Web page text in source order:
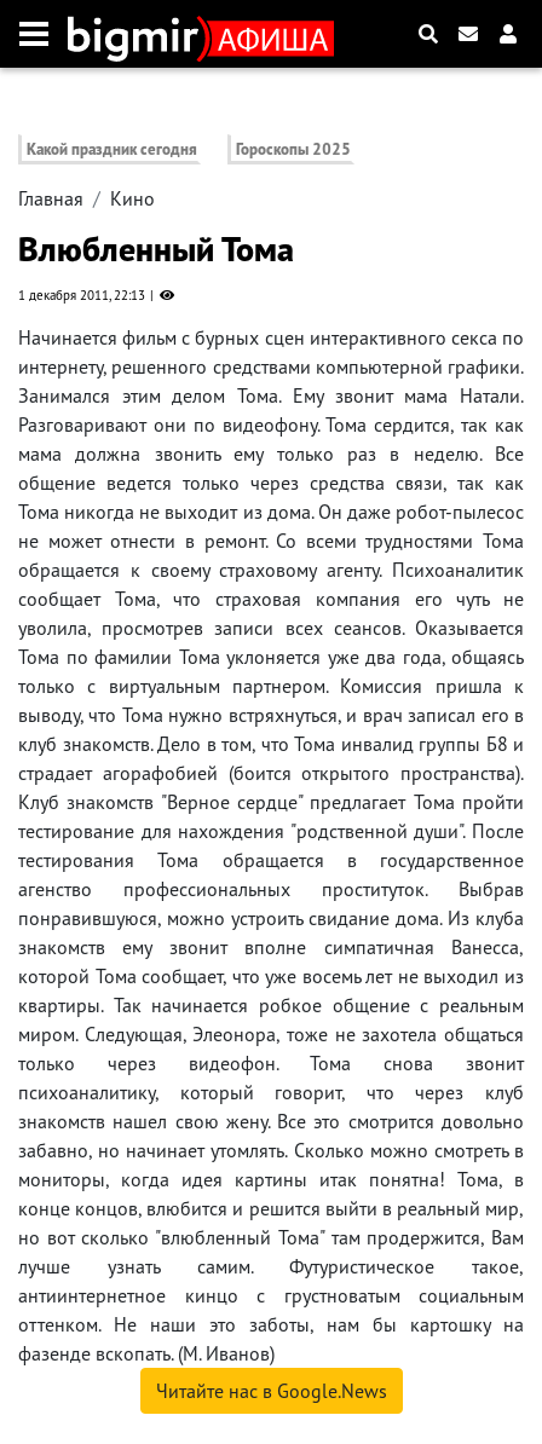
Какой праздник сегодня Гороскопы 2025
Главная Кино
Влюбленный Тома
1 декабря 2011, 22:13
Начинается фильм с бурных сцен интерактивного секса по
интернету, решенного средствами компьютерной графики.
Занимался этим делом Тома. Ему звонит мама Натали.
Разговаривают они по видеофону. Тома сердится, так как
мама должна звонить ему только раз в неделю. Все
общение ведется только через средства связи, так как
Тома никогда не выходит из дома. Он даже робот-пылесос
не может отнести в ремонт. Со всеми трудностями Тома
обращается к своему страховому агенту. Психоаналитик
сообщает Тома, что страховая компания его чуть не
уволила, просмотрев записи всех сеансов. Оказывается
Тома по фамилии Тома уклоняется уже два года, общаясь
только с виртуальным партнером. Комиссия пришла к
выводу, что Тома нужно встряхнуться, и врач записал его в
клуб знакомств. Дело в том, что Тома инвалид группы Б8 и
страдает агорафобией (боится открытого пространства).
Клуб знакомств "Верное сердце" предлагает Тома пройти
тестирование для нахождения "родственной души". После
тестирования Тома обращается в государственное
агенство профессиональных проституток. Выбрав
понравившуюся, можно устроить свидание дома. Из клуба
знакомств ему звонит вполне симпатичная Ванесса,
которой Тома сообщает, что уже восемь лет не выходил из
квартиры. Так начинается робкое общение с реальным
миром. Следующая, Элеонора, тоже не захотела общаться
только через видеофон. Тома снова звонит
психоаналитику, который говорит, что через клуб
знакомств нашел свою жену. Все это смотрится довольно
забавно, но начинает утомлять. Сколько можно смотреть в
мониторы, когда идея картины итак понятна! Тома, в
конце концов, влюбится и решится выйти в реальный мир,
но вот сколько "влюбленный Тома" там продержится, Вам
лучше узнать самим. Футуристическое такое,
антиинтернетное кинцо с грустноватым социальным
оттенком. Не наши это заботы, нам бы картошку на
фазенде вскопать. (М. Иванов)
Читайте нас в Google.News